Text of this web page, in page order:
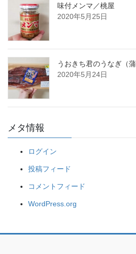
味付メンマ／桃屋
2020年5月25日
うおきち君のうなぎ（
2020年5月24日
メタ情報
ログイン
投稿フィード
コメントフィード
WordPress.org